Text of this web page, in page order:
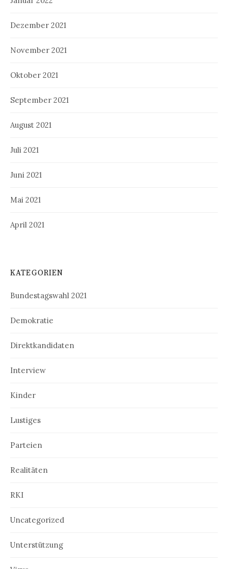
Dezember 2021
November 2021
Oktober 2021
September 2021
August 2021
Juli 2021
Juni 2021
Mai 2021
April 2021
KATEGORIEN
Bundestagswahl 2021
Demokratie
Direktkandidaten
Interview
Kinder
Lustiges
Parteien
Realitäten
RKI
Uncategorized
Unterstützung